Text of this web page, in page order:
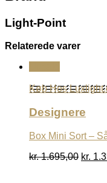
Light-Point
Relaterede varer
Køb Hos
Designere
Box Mini Sort –
kr.1.695,00 Den
kr.